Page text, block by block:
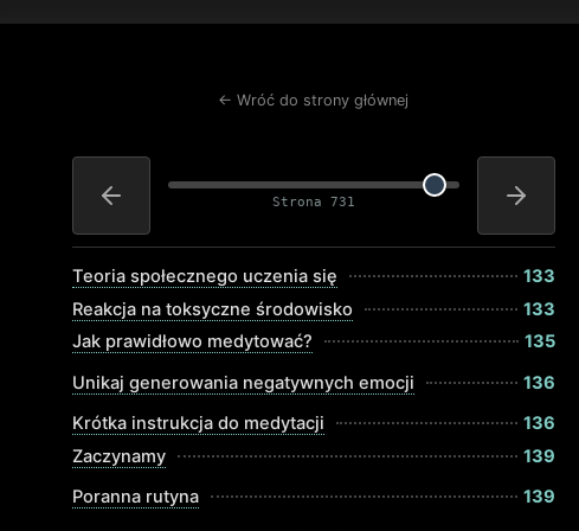
← Wróć do strony głównej
Strona 731
Teoria społecznego uczenia się
133
Reakcja na toksyczne środowisko
133
Jak prawidłowo medytować?
135
Unikaj generowania negatywnych emocji
136
Krótka instrukcja do medytacji
136
Zaczynamy
139
Poranna rutyna
139